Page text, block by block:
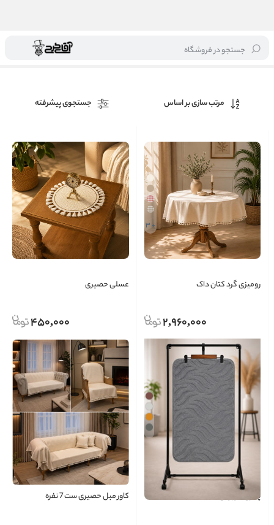
جستجو در فروشگاهخانه/ برند ها/ آقای طرح
مرتب سازی بر اساس جستجوی پیشرفته
+ 3
رومیزی گرد کتان داک
2,960,000
عسلی حصیری
450,000
پادری خز برگی کاور مبل حصیری ست 7 نفره